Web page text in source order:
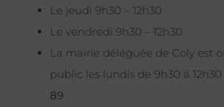
Le jeudi 9h30 – 12h30
Le vendredi 9h30 – 12h30
La mairie déléguée de Coly est
public les lundis de 9h30 à 12h30
89